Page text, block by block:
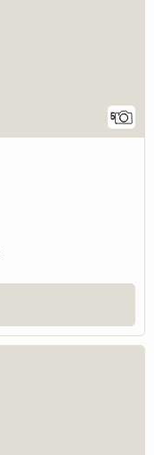
5